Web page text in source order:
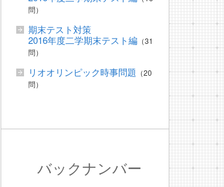
問）
期末テスト対策
2016年度二学期末テスト編 （31
問）
リオオリンピック時事問題 （20
問）
バックナンバー